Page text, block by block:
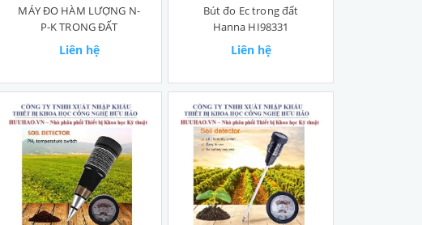
MÁY ĐO HÀM LƯỢNG N-
P-K TRONG ĐẤT
Liên hệ
Bút đo Ec trong đất
Hanna HI98331
Liên hệ